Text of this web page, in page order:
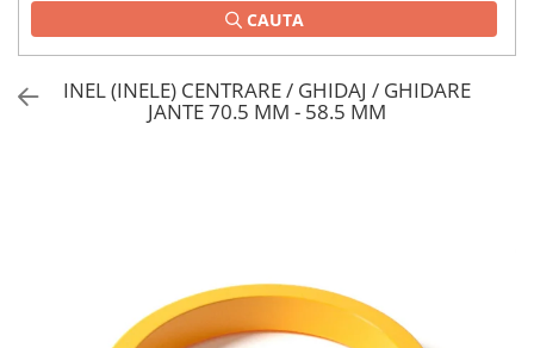
CAUTA
INEL (INELE) CENTRARE / GHIDAJ / GHIDARE
JANTE 70.5 MM - 58.5 MM